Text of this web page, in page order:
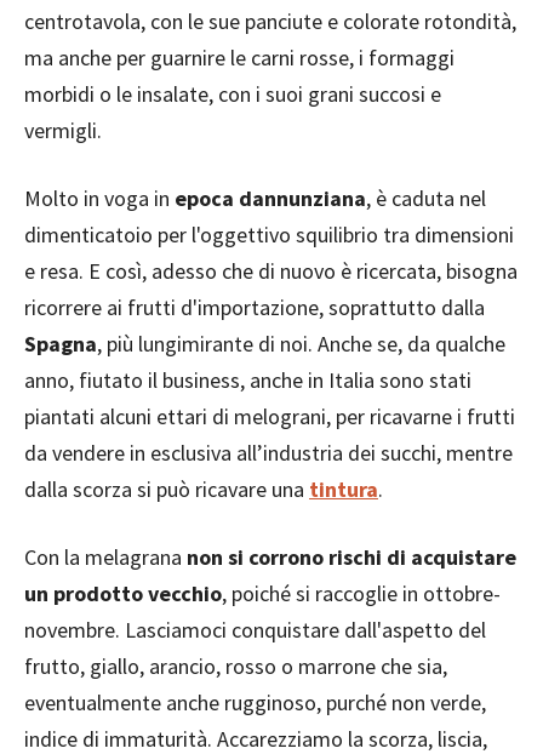
centrotavola, con le sue panciute e colorate rotondità,
ma anche per guarnire le carni rosse, i formaggi
morbidi o le insalate, con i suoi grani succosi e
vermigli.
Molto in voga in epoca dannunziana, è caduta nel
dimenticatoio per l'oggettivo squilibrio tra dimensioni
e resa. E così, adesso che di nuovo è ricercata, bisogna
ricorrere ai frutti d'importazione, soprattutto dalla
Spagna, più lungimirante di noi. Anche se, da qualche
anno, fiutato il business, anche in Italia sono stati
piantati alcuni ettari di melograni, per ricavarne i frutti
da vendere in esclusiva all’industria dei succhi, mentre
dalla scorza si può ricavare una tintura.
Con la melagrana non si corrono rischi di acquistare
un prodotto vecchio, poiché si raccoglie in ottobre-
novembre. Lasciamoci conquistare dall'aspetto del
frutto, giallo, arancio, rosso o marrone che sia,
eventualmente anche rugginoso, purché non verde,
indice di immaturità. Accarezziamo la scorza, liscia,